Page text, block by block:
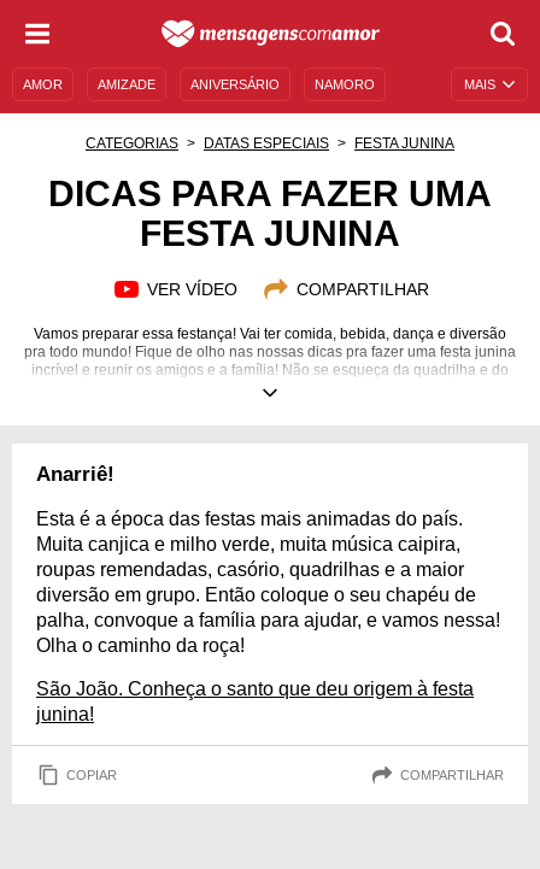
MAIS
AMOR AMIZADE ANIVERSÁRIO NAMORO
MENSAGENS E FRASES MENSAGENS DE ANIVERSÁRIO
CATEGORIAS DATAS ESPECIAIS FESTA JUNINA
DICAS PARA FAZER UMA
FESTA JUNINA
VER VÍDEO COMPARTILHAR
Vamos preparar essa festança! Vai ter comida, bebida, dança e diversão
pra todo mundo! Fique de olho nas nossas dicas pra fazer uma festa junina
incrível e reunir os amigos e a família! Não se esqueça da quadrilha e do
figurino, e, se tiver fogueira, melhor ainda! Tá preparado?
Anarriê!
Esta é a época das festas mais animadas do país.
Muita canjica e milho verde, muita música caipira,
roupas remendadas, casório, quadrilhas e a maior
diversão em grupo. Então coloque o seu chapéu de
palha, convoque a família para ajudar, e vamos nessa!
Olha o caminho da roça!
São João. Conheça o santo que deu origem à festa
junina!
COPIAR COMPARTILHAR